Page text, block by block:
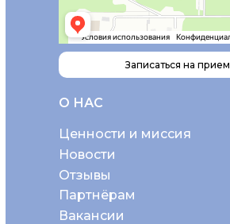
О НАС
Ценности и миссия
Новости
Отзывы
Партнёрам
Вакансии
Записаться на прием